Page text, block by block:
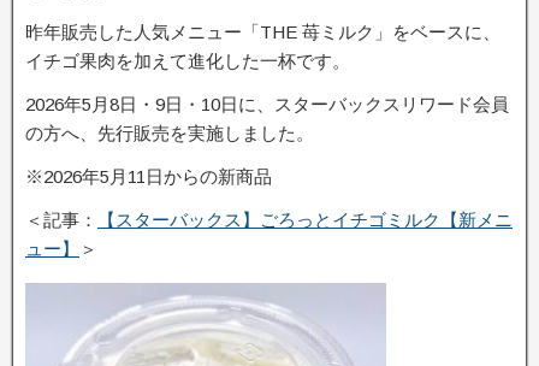
昨年販売した人気メニュー「THE 苺ミルク」をベースに、
イチゴ果肉を加えて進化した一杯です。
2026年5月8日・9日・10日に、スターバックスリワード会員
の方へ、先行販売を実施しました。
※2026年5月11日からの新商品
＜記事：
【スターバックス】ごろっとイチゴミルク【新メニ
ュー】
＞